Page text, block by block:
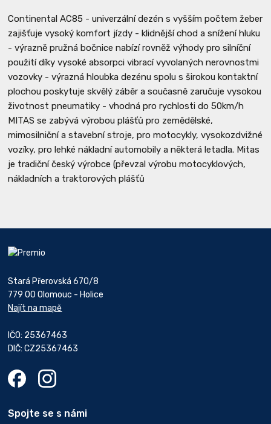
Continental AC85 - univerzální dezén s vyšším počtem žeber
zajišťuje vysoký komfort jízdy - klidnější chod a snížení hluku
- výrazně pružná bočnice nabízí rovněž výhody pro silníční
použití díky vysoké absorpci vibrací vyvolaných nerovnostmi
vozovky - výrazná hloubka dezénu spolu s širokou kontaktní
plochou poskytuje skvělý záběr a současně zaručuje vysokou
životnost pneumatiky - vhodná pro rychlosti do 50km/h
MITAS se zabývá výrobou plášťů pro zemědělské,
mimosilniční a stavební stroje, pro motocykly, vysokozdvižné
vozíky, pro lehké nákladní automobily a některá letadla. Mitas
je tradiční český výrobce (převzal výrobu motocyklových,
nákladních a traktorových plášťů
Stará Přerovská 670/8
779 00 Olomouc - Holice
Najít na mapě
IČO: 25367463
DIČ: CZ25367463
Spojte se s námi